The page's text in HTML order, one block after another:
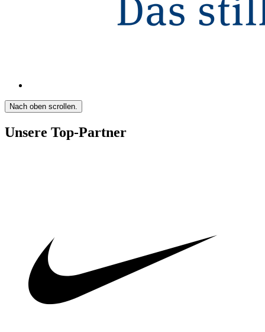
Nach oben scrollen.
Unsere Top-Partner